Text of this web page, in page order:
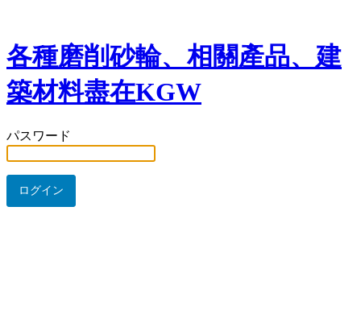
各種磨削砂輪、相關產品、建
築材料盡在KGW
パスワード